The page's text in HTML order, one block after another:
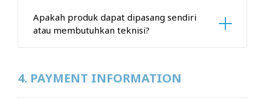
Apakah produk dapat dipasang sendiri
atau membutuhkan teknisi?
4. PAYMENT INFORMATION